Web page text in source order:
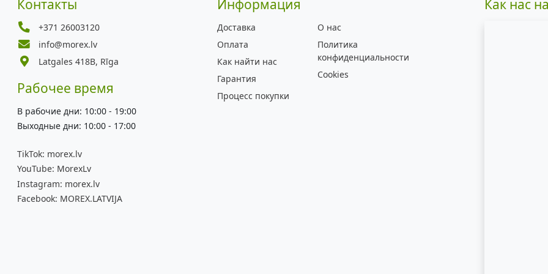
Контакты
+371 26003120
info@morex.lv
Latgales 418B, Rīga
Рабочее время
В рабочие дни: 10:00 - 19:00
Выходные дни: 10:00 - 17:00
TikTok: morex.lv
YouTube: MorexLv
Instagram: morex.lv
Facebook: MOREX.LATVIJA
Информация
Доставка
Оплата
Как найти нас
Гарантия
Процесс покупки
О нас
Политика
конфиденциальности
Cookies
Как нас